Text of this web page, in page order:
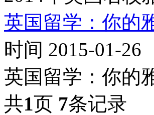
英国留学：你的
时间 2015-01-26
英国留学：你的
共1页 7条记录